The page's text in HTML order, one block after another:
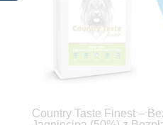
Country Taste Finest –